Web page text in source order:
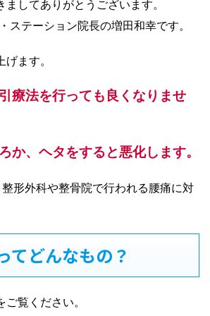
してありがとうございます。
ステーション院長の増田和幸です。
ます。
療法を行っても良くなりませ
か、ヘタをすると悪化します。
形外科や整骨院で行われる腰痛に対
てどんなもの？
覧ください。